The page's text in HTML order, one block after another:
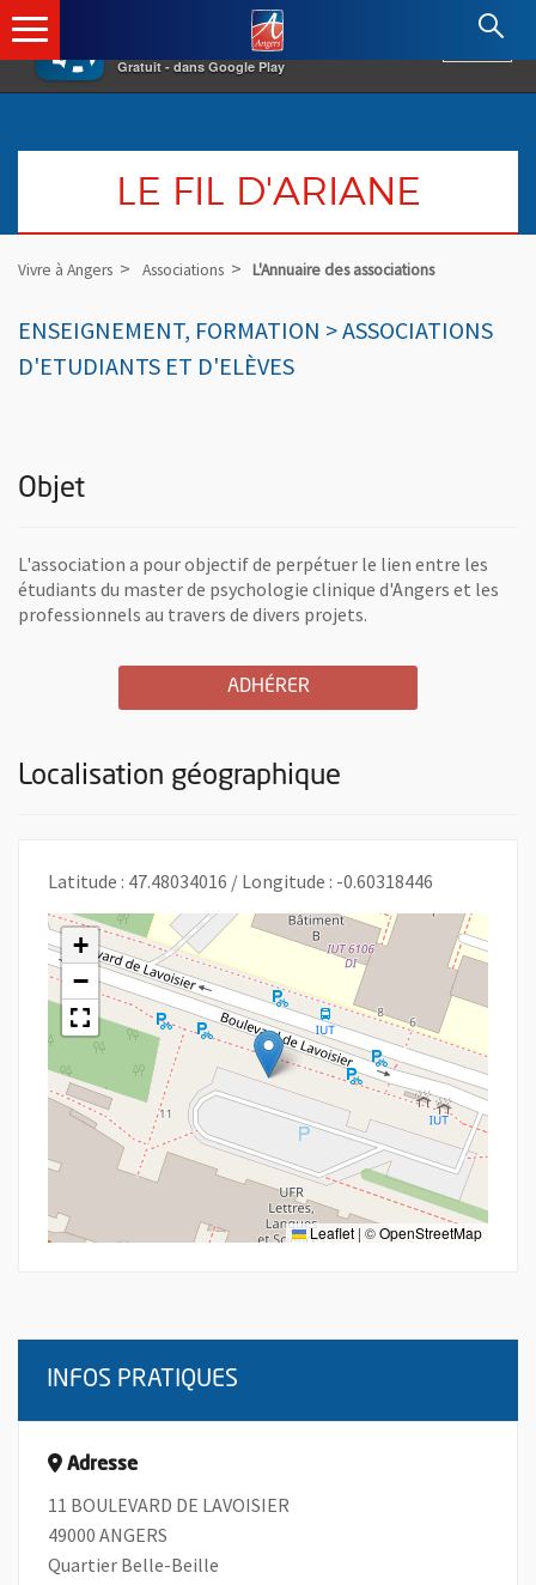
×
Gratuit - dans Google Play
Angers.fr : Retour à l'accueil
LE FIL D'ARIANE
Vivre à Angers Associations L'Annuaire des associations
ENSEIGNEMENT, FORMATION > ASSOCIATIONS
D'ETUDIANTS ET D'ELÈVES
Objet
L'association a pour objectif de perpétuer le lien entre les
étudiants du master de psychologie clinique d'Angers et les
professionnels au travers de divers projets.
ADHÉRERA L'ASSOCIATION LE FIL
, OUVRE UNE NOUVELLE
Localisation géographique
Latitude : 47.48034016 / Longitude : -0.60318446
+
−
Leaflet | ©OpenStreetMap
INFOS PRATIQUES
Adresse
11 BOULEVARD DE LAVOISIER
49000 ANGERS
Quartier Belle-Beille